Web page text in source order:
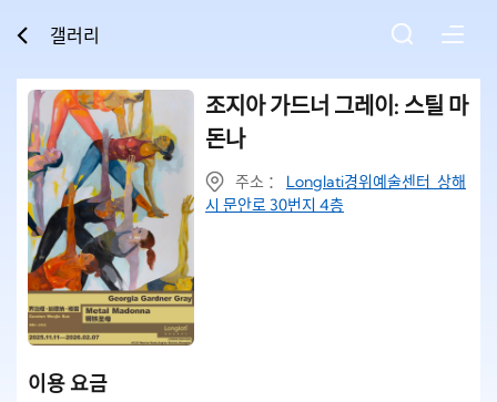
갤러리
조지아 가드너 그레이: 스틸 마
돈나
주소 ： Longlati경위예술센터 상해
시 문안로 30번지 4층
이용 요금